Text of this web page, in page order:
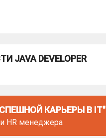
DEVELOPER
КАРЬЕРЫ В IT"
HR менеджера